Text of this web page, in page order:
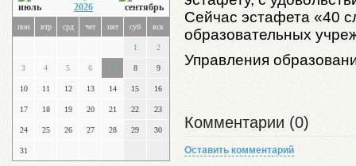
2026
пон втр срд чет пят суб вск
1 2
3 4 5 6 7 8 9
10 11 12 13 14 15 16
17 18 19 20 21 22 23
24 25 26 27 28 29 30
31
Сейчас эстафета «40
образовательных
Управления
Комментарии (0)
Оставить комментарий